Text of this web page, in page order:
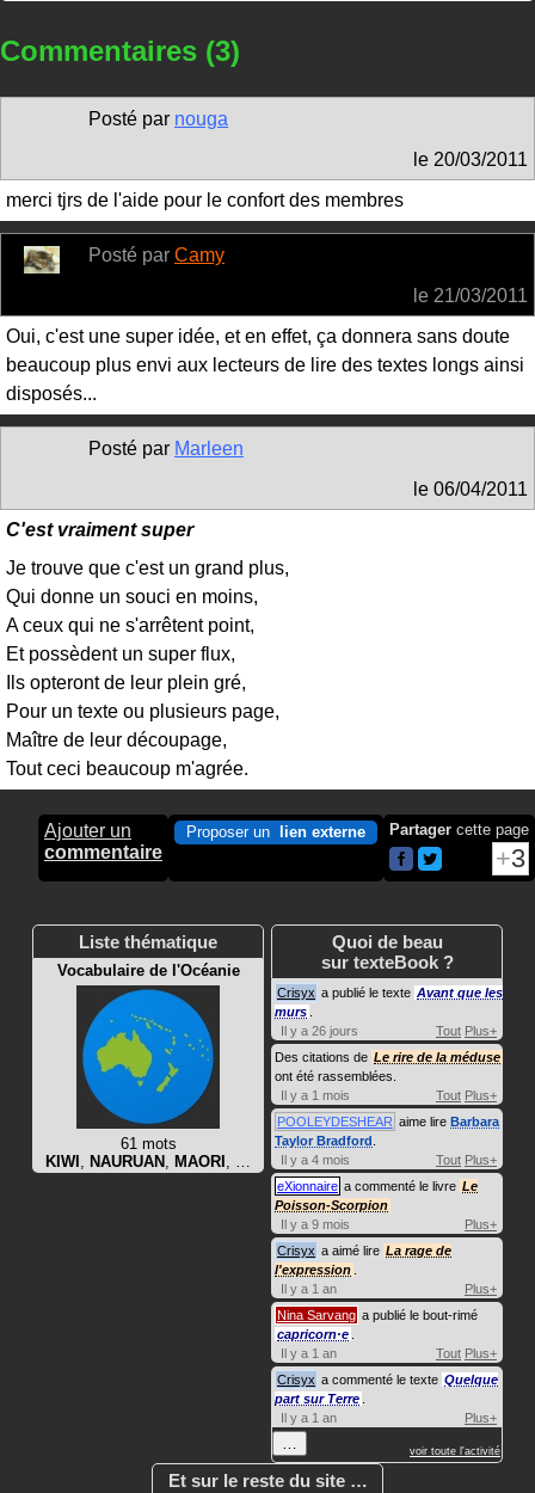
Commentaires (3)
Posté par nouga
le 20/03/2011
merci tjrs de l'aide pour le confort des membres
Posté par Camy
le 21/03/2011
Oui, c'est une super idée, et en effet, ça donnera sans doute
beaucoup plus envi aux lecteurs de lire des textes longs ainsi
disposés...
Posté par Marleen
le 06/04/2011
C'est vraiment super
Je trouve que c'est un grand plus,
Qui donne un souci en moins,
A ceux qui ne s'arrêtent point,
Et possèdent un super flux,
Ils opteront de leur plein gré,
Pour un texte ou plusieurs page,
Maître de leur découpage,
Tout ceci beaucoup m'agrée.
Ajouter un
commentaire
Proposer un lien externe Partager cette page
3
Liste thématique
Vocabulaire de l'Océanie
61 mots
KIWI , NAURUAN , MAORI , …
Quoi de beau
sur texteBook ?
Crisyx a publié le texte Avant que les
murs
Il y a 26 jours
Tout Plus+
Des citations de Le rire de la méduse
ont été rassemblées.
Il y a 1 mois
Tout Plus+
POOLEYDESHEAR aime lire Barbara
Taylor Bradford
Il y a 4 mois
Tout Plus+
eXionnaire a commenté le livre Le
Poisson-Scorpion
Il y a 9 mois
Plus+
Crisyx a aimé lire La rage de
l'expression
Il y a 1 an
Plus+
Nina Sarvang a publié le bout-rimé
capricorn·e
Il y a 1 an
Tout Plus+
Crisyx a commenté le texte Quelque
part sur Terre
Il y a 1 an
Plus+
… voir toute l'activité
Et sur le reste du site …